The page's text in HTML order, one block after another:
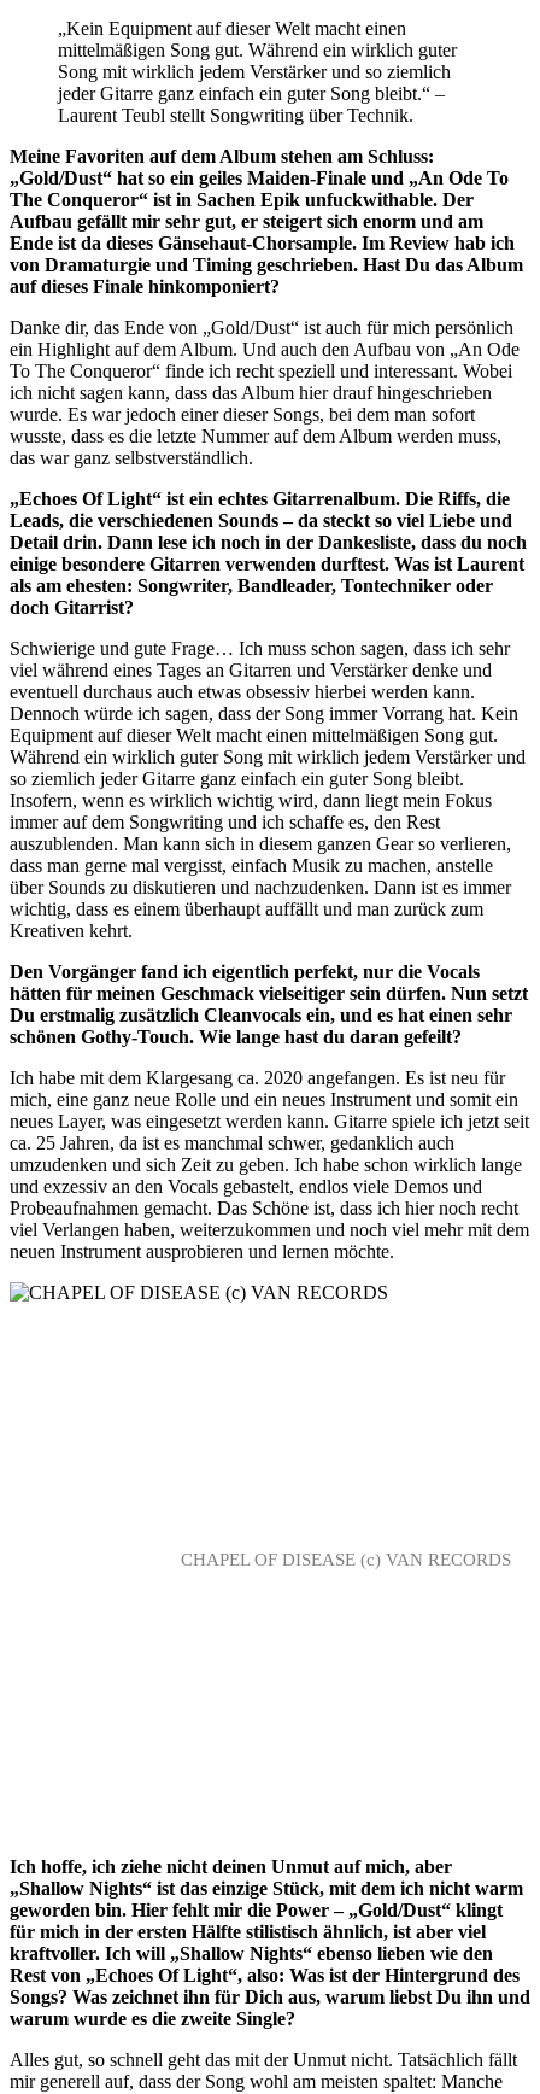
„Kein Equipment auf dieser Welt macht einen
mittelmäßigen Song gut. Während ein wirklich guter
Song mit wirklich jedem Verstärker und so ziemlich
jeder Gitarre ganz einfach ein guter Song bleibt.“ –
Laurent Teubl stellt Songwriting über Technik.
Meine Favoriten auf dem Album stehen am Schluss:
„Gold/Dust“ hat so ein geiles Maiden-Finale und „An Ode To
The Conqueror“ ist in Sachen Epik unfuckwithable. Der
Aufbau gefällt mir sehr gut, er steigert sich enorm und am
Ende ist da dieses Gänsehaut-Chorsample. Im Review hab ich
von Dramaturgie und Timing geschrieben. Hast Du das Album
auf dieses Finale hinkomponiert?
Danke dir, das Ende von „Gold/Dust“ ist auch für mich persönlich
ein Highlight auf dem Album. Und auch den Aufbau von „An Ode
To The Conqueror“ finde ich recht speziell und interessant. Wobei
ich nicht sagen kann, dass das Album hier drauf hingeschrieben
wurde. Es war jedoch einer dieser Songs, bei dem man sofort
wusste, dass es die letzte Nummer auf dem Album werden muss,
das war ganz selbstverständlich.
„Echoes Of Light“ ist ein echtes Gitarrenalbum. Die Riffs, die
Leads, die verschiedenen Sounds – da steckt so viel Liebe und
Detail drin. Dann lese ich noch in der Dankesliste, dass du noch
einige besondere Gitarren verwenden durftest. Was ist Laurent
als am ehesten: Songwriter, Bandleader, Tontechniker oder
doch Gitarrist?
Schwierige und gute Frage… Ich muss schon sagen, dass ich sehr
viel während eines Tages an Gitarren und Verstärker denke und
eventuell durchaus auch etwas obsessiv hierbei werden kann.
Dennoch würde ich sagen, dass der Song immer Vorrang hat. Kein
Equipment auf dieser Welt macht einen mittelmäßigen Song gut.
Während ein wirklich guter Song mit wirklich jedem Verstärker und
so ziemlich jeder Gitarre ganz einfach ein guter Song bleibt.
Insofern, wenn es wirklich wichtig wird, dann liegt mein Fokus
immer auf dem Songwriting und ich schaffe es, den Rest
auszublenden. Man kann sich in diesem ganzen Gear so verlieren,
dass man gerne mal vergisst, einfach Musik zu machen, anstelle
über Sounds zu diskutieren und nachzudenken. Dann ist es immer
wichtig, dass es einem überhaupt auffällt und man zurück zum
Kreativen kehrt.
Den Vorgänger fand ich eigentlich perfekt, nur die Vocals
hätten für meinen Geschmack vielseitiger sein dürfen. Nun setzt
Du erstmalig zusätzlich Cleanvocals ein, und es hat einen sehr
schönen Gothy-Touch. Wie lange hast du daran gefeilt?
Ich habe mit dem Klargesang ca. 2020 angefangen. Es ist neu für
mich, eine ganz neue Rolle und ein neues Instrument und somit ein
neues Layer, was eingesetzt werden kann. Gitarre spiele ich jetzt seit
ca. 25 Jahren, da ist es manchmal schwer, gedanklich auch
umzudenken und sich Zeit zu geben. Ich habe schon wirklich lange
und exzessiv an den Vocals gebastelt, endlos viele Demos und
Probeaufnahmen gemacht. Das Schöne ist, dass ich hier noch recht
viel Verlangen haben, weiterzukommen und noch viel mehr mit dem
neuen Instrument ausprobieren und lernen möchte.
CHAPEL OF DISEASE (c) VAN RECORDS
Ich hoffe, ich ziehe nicht deinen Unmut auf mich, aber
„Shallow Nights“ ist das einzige Stück, mit dem ich nicht warm
geworden bin. Hier fehlt mir die Power – „Gold/Dust“ klingt
für mich in der ersten Hälfte stilistisch ähnlich, ist aber viel
kraftvoller. Ich will „Shallow Nights“ ebenso lieben wie den
Rest von „Echoes Of Light“, also: Was ist der Hintergrund des
Songs? Was zeichnet ihn für Dich aus, warum liebst Du ihn und
warum wurde es die zweite Single?
Alles gut, so schnell geht das mit der Unmut nicht. Tatsächlich fällt
mir generell auf, dass der Song wohl am meisten spaltet: Manche